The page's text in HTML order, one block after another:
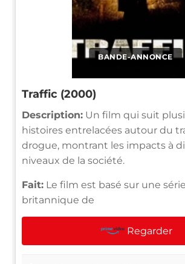
BANDE-ANNONCE
Traffic (2000)
Description: Un film qui suit
histoires entrelacées autour du
drogue, montrant les impacts à
niveaux de la société.
Fait: Le film est basé sur une
britannique de
Regarder